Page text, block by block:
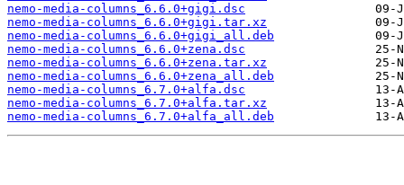
nemo-media-columns_6.6.0+gigi.dsc
nemo-media-columns_6.6.0+gigi.tar.xz
nemo-media-columns_6.6.0+gigi_all.deb
nemo-media-columns_6.6.0+zena.dsc
nemo-media-columns_6.6.0+zena.tar.xz
nemo-media-columns_6.6.0+zena_all.deb
nemo-media-columns_6.7.0+alfa.dsc
nemo-media-columns_6.7.0+alfa.tar.xz
nemo-media-columns_6.7.0+alfa_all.deb